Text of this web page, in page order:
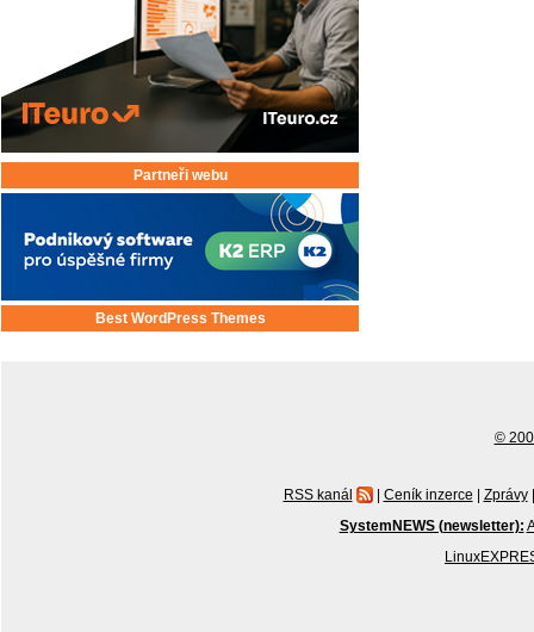
Partneři webu
Best WordPress Themes
©
RSS kanál | Ceník inzerce | Zprávy |
SystemNEWS (newsletter):